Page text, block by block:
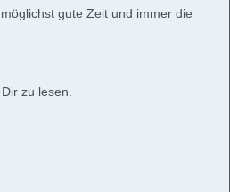
gute Zeit und immer die
zu lesen.